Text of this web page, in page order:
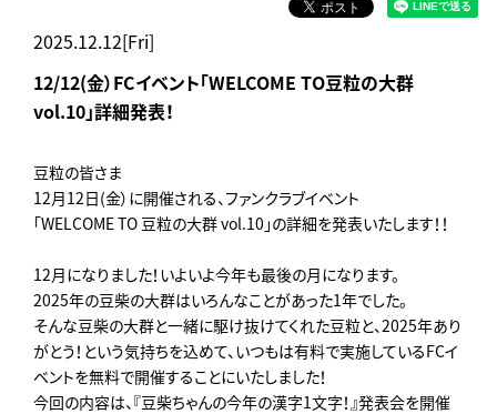
2025.12.12[Fri]
12/12(金）FCイベント「WELCOME TO豆粒の大群
vol.10」詳細発表！
豆粒の皆さま
12月12日(金）に開催される、ファンクラブイベント
「WELCOME TO 豆粒の大群 vol.10」の詳細を発表いたします！！
12月になりました！いよいよ今年も最後の月になります。
2025年の豆柴の大群はいろんなことがあった1年でした。
そんな豆柴の大群と一緒に駆け抜けてくれた豆粒と、2025年あり
がとう！という気持ちを込めて、いつもは有料で実施しているFCイ
ベントを無料で開催することにいたしました！
今回の内容は、『豆柴ちゃんの今年の漢字1文字！』発表会を開催